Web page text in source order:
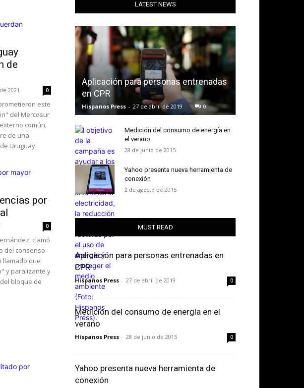
de
2021 0
este
del Mercosur
común,
de una
Uruguay.
por
0
clamó
del consenso
llamado que
y paralizante y
bloque de
LATEST NEWS
Aplicación para personas entrenadas
en CPR
Hispanos Press - 27 de abril de 2019 0
Medición del consumo de energía en
el verano
28 de junio de 2015
Yahoo presenta nueva herramienta de
conexión
2 de agosto de 2015
MUST READ
Aplicación para personas entrenadas en
CPR
Hispanos Press - 27 de abril de 2019 0
Medición del consumo de energía en el
verano
Hispanos Press - 28 de junio de 2015 0
Yahoo presenta nueva herramienta de
conexión